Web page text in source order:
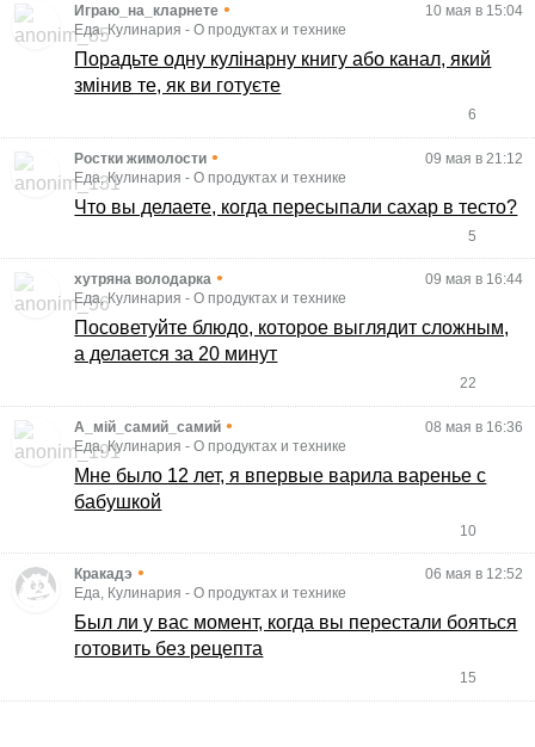
Играю_на_кларнете •
10 мая в 15:04
Еда, Кулинария -О продуктах и технике
Порадьте одну кулінарну книгу або канал, який
змінив те, як ви готуєте
6
Ростки жимолости •
09 мая в 21:12
Еда, Кулинария -О продуктах и технике
Что вы делаете, когда пересыпали сахар в тесто?
5
хутряна володарка •
09 мая в 16:44
Еда, Кулинария -О продуктах и технике
Посоветуйте блюдо, которое выглядит сложным,
а делается за 20 минут
22
А_мій_самий_самий •
08 мая в 16:36
Еда, Кулинария -О продуктах и технике
Мне было 12 лет, я впервые варила варенье с
бабушкой
10
Кракадэ •
06 мая в 12:52
Еда, Кулинария -О продуктах и технике
Был ли у вас момент, когда вы перестали бояться
готовить без рецепта
15